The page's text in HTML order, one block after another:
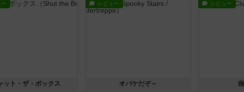
ー
ット・ザ・ボックス
レビュー
オバケだぞ～
レビュー